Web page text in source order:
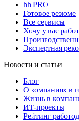
hh PRO
Готовое резюме
Все сервисы
Хочу у вас
Экспертная
Новости и статьи
Блог
О компаниях в
Жизнь в
ИТ-проекты
Рейтинг